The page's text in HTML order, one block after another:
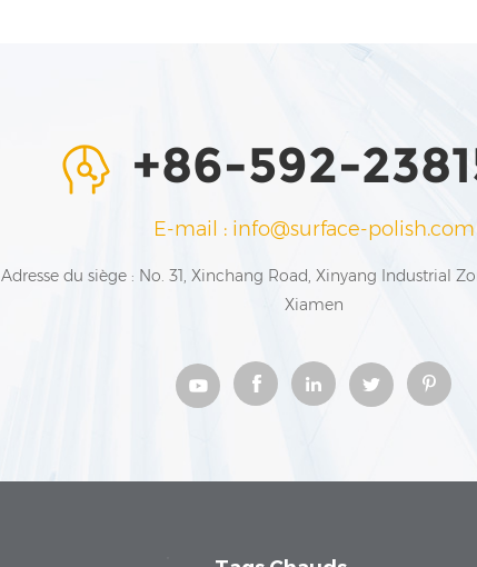
+86-592-
E-mail : info@surface-polish.com
Adresse du siège : No. 31, Xinchang Road, Xinyang Industrial
Xiamen